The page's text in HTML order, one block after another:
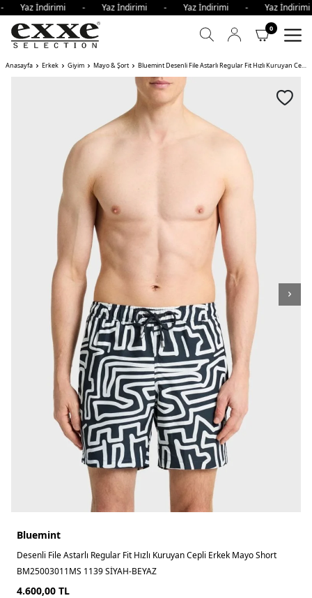
Yaz İndirimi - Yaz İndirimi - Yaz İndirimi - Yaz
0
Anasayfa Erkek Giyim Mayo & Şort Bluemint Desenli File Astarlı Regular Fit Hızlı Kuruyan Cepli Erkek Mayo Short
Bluemint
Desenli File Astarlı Regular Fit Hızlı Kuruyan Cepli Erkek Mayo Short
BM25003011MS 1139 SİYAH-BEYAZ
4.600,00 TL